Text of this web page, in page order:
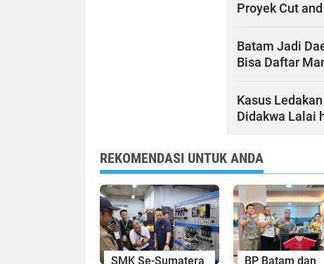
Proyek Cut and
Batam Jadi
Bisa Daftar
Kasus
Didakwa Lalai
REKOMENDASI UNTUK ANDA
SMK Se-Sumatera
BP Batam dan